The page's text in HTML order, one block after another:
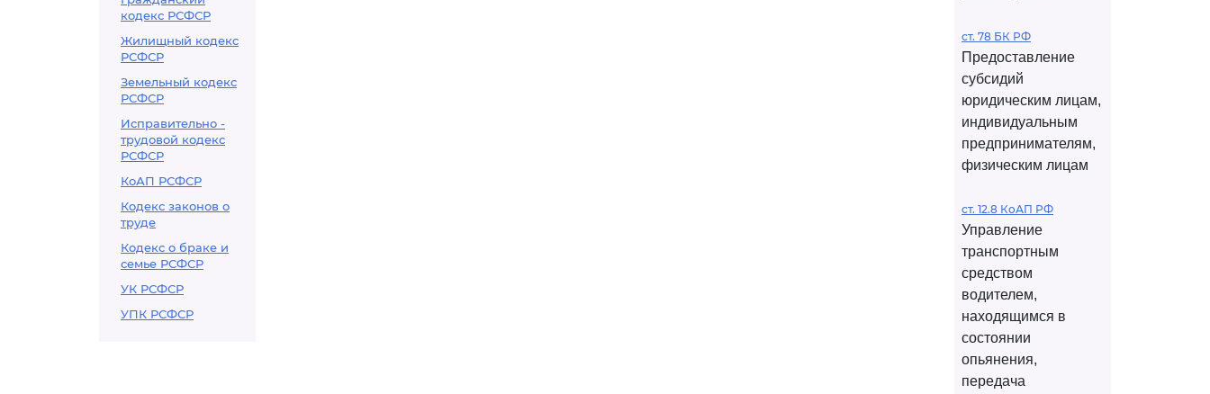
кодекс РСФСР
Жилищный кодекс
РСФСР
Земельный кодекс
РСФСР
Исправительно -
трудовой кодекс
РСФСР
КоАП РСФСР
Кодекс законов о
труде
Кодекс о браке и
семье РСФСР
УК РСФСР
УПК РСФСР
ст. 78 БК РФ
Предоставление
субсидий
юридическим лицам,
индивидуальным
предпринимателям,
физическим лицам
ст. 12.8 КоАП РФ
Управление
транспортным
средством
водителем,
находящимся в
состоянии
опьянения,
передача